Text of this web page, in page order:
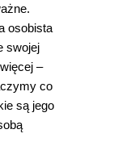
osobista
swojej
–
co
są jego